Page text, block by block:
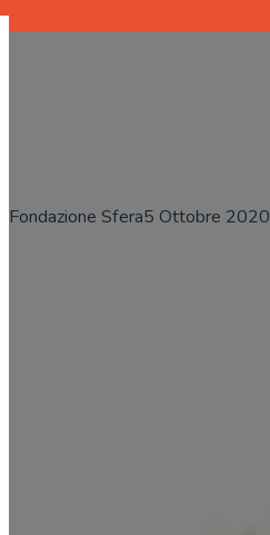
Fondazione Sfera5 Ottobre 2020